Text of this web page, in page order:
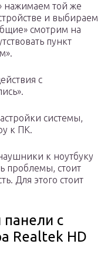
нажимаем той же
и выбираем
смотрим на
пункт
с
системы,
к ПК.
к ноутбуку
проблемы, стоит
Для этого стоит
с
Realtek HD